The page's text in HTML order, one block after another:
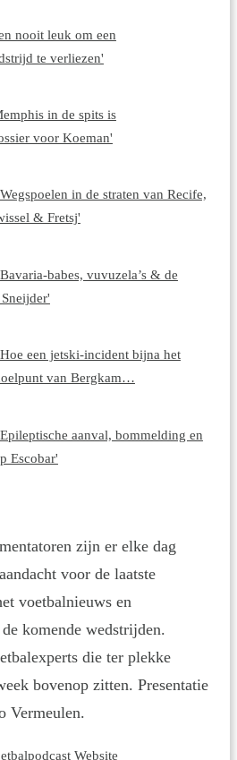
nooit leuk om een
te verliezen'
in de spits is
voor Koeman'
in de straten van Recife,
& Fretsj'
babes, vuvuzela’s & de
een jetski-incident bijna het
van Bergkam…
aanval, bommelding en
Escobar'
zijn er elke dag
voor de laatste
voetbalnieuws en
komende wedstrijden.
die ter plekke
bovenop zitten. Presentatie
Vermeulen.
Website